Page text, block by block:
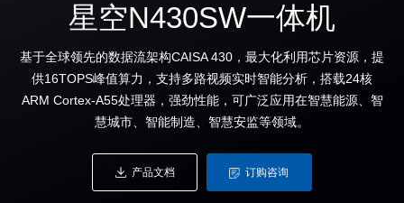
星空N430SW一体机
基于全球领先的数据流架构CAISA 430，最大化利用芯片资源，提
供16TOPS峰值算力，支持多路视频实时智能分析，搭载24核
ARM Cortex-A55处理器，强劲性能，可广泛应用在智慧能源、智
慧城市、智能制造、智慧安监等领域。
产品文档 订购咨询